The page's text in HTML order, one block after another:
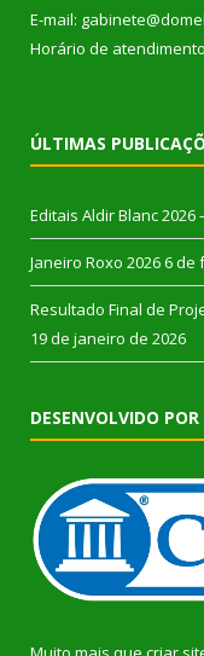
E-mail:
Horário de
ÚLTIMAS
Editais Aldir Blanc 2026
Janeiro Roxo 2026 6 de
Resultado Final de
19 de janeiro de 2026
DESENVOLVIDO POR